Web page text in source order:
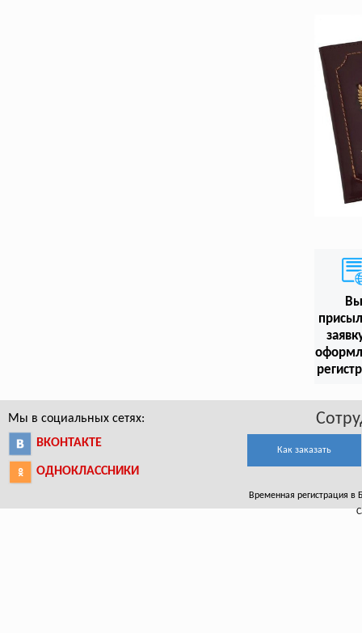
Вы
Мы в социальных сетях:
ВКОНТАКТЕ
ОДНОКЛАССНИКИ
Как заказать
Временная регистрация в